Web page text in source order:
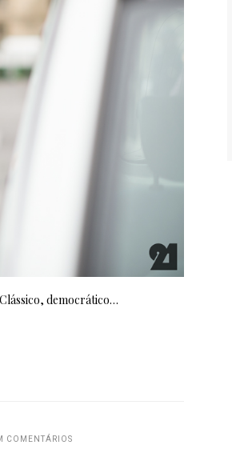
democrático…
COMENTÁRIOS